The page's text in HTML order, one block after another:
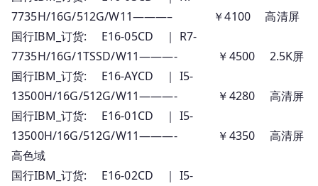
7735H/16G/512G/W11———– ￥4100 高清屏
国行IBM_订货: E16-05CD ｜ R7-
7735H/16G/1TSSD/W11———- ￥4500 2.5K屏
国行IBM_订货: E16-AYCD ｜ I5-
13500H/16G/512G/W11———- ￥4280 高清屏
国行IBM_订货: E16-01CD ｜ I5-
13500H/16G/512G/W11———- ￥4350 高清屏
高色域
国行IBM_订货: E16-02CD ｜ I5-